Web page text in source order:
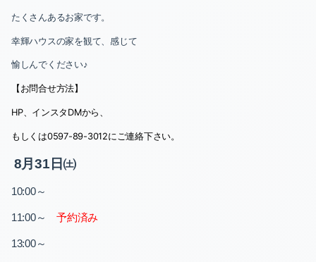
たくさんあるお家です。
幸輝ハウスの家を観て、感じて
愉しんでください♪
【お問合せ方法】
HP、インスタ DMから、
もしくは0597-89-3012にご連絡下さい。
8月31日㈯
10:00～
11:00～予約済み
13:00～